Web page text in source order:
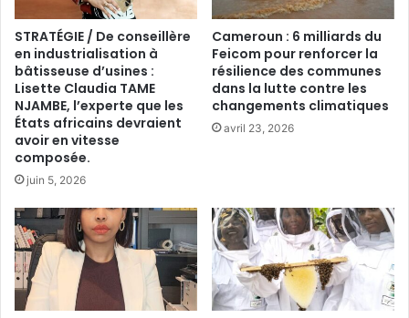
STRATÉGIE / De conseillère
en industrialisation à
bâtisseuse d’usines :
Lisette Claudia TAME
NJAMBE, l’experte que les
États africains devraient
avoir en vitesse
composée.
juin 5, 2026
Cameroun : 6 milliards du
Feicom pour renforcer la
résilience des communes
dans la lutte contre les
changements climatiques
avril 23, 2026